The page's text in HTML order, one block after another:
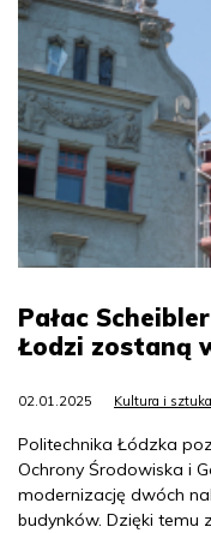
Pałac
Łodzi zostaną
02.01.2025 Kultura i
Politechnika Łódzka
Ochrony Środowiska i
modernizację dwóch
budynków. Dzięki temu